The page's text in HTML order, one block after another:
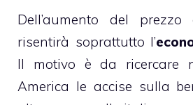
Dell’aumento del
risentirà soprattutto l’
Il motivo è da ricercare
America le accise sulla